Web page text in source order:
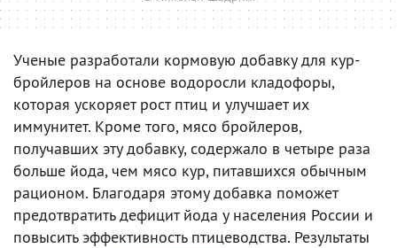
Ученые разработали кормовую добавку для кур-
бройлеров на основе водоросли кладофоры,
которая ускоряет рост птиц и улучшает их
иммунитет. Кроме того, мясо бройлеров,
получавших эту добавку, содержало в четыре раза
больше йода, чем мясо кур, питавшихся обычным
рационом. Благодаря этому добавка поможет
предотвратить дефицит йода у населения России и
повысить эффективность птицеводства. Результаты